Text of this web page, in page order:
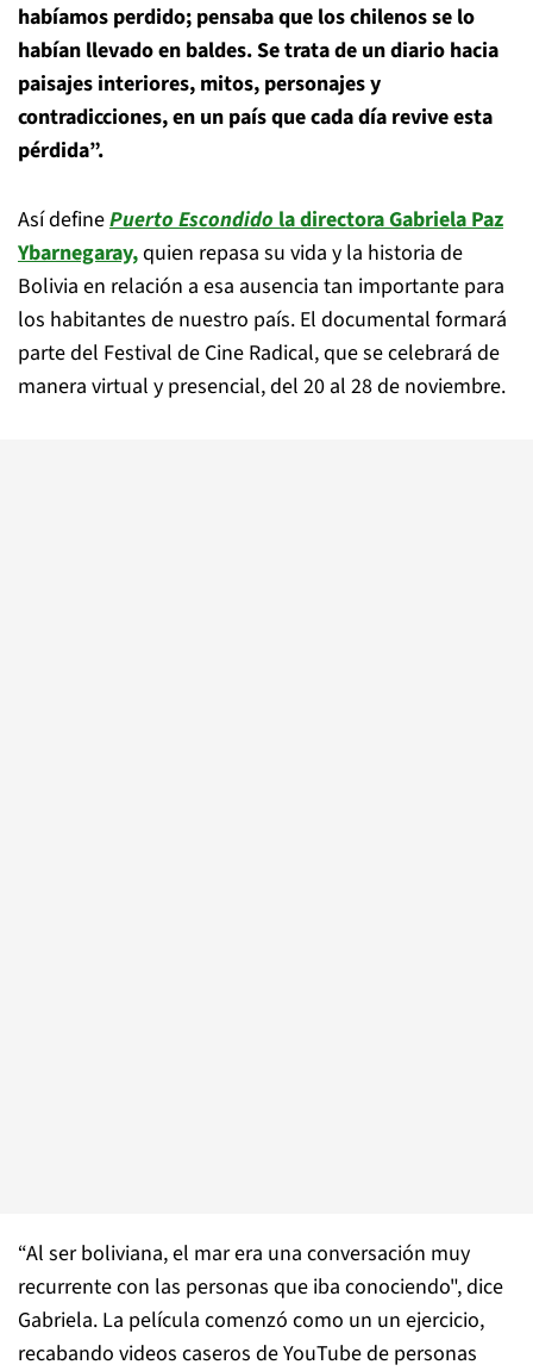
habíamos perdido; pensaba que los chilenos se lo
habían llevado en baldes. Se trata de un diario hacia
paisajes interiores, mitos, personajes y
contradicciones, en un país que cada día revive esta
pérdida”.
Así definePuerto Escondidola directora Gabriela Paz
Ybarnegaray,quien repasa su vida y la historia de
Bolivia en relación a esa ausencia tan importante para
los habitantes de nuestro país. El documental formará
parte del Festival de Cine Radical, que se celebrará de
manera virtual y presencial, del 20 al 28 de noviembre.
“Al ser boliviana, el mar era una conversación muy
recurrente con las personas que iba conociendo", dice
Gabriela. La película comenzó como un un ejercicio,
recabando videos caseros de YouTube de personas